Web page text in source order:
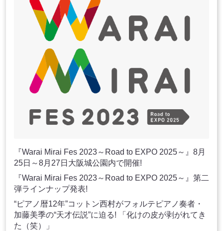
『Warai Mirai Fes 2023～Road to EXPO 2025～』8月
25日～8月27日大阪城公園内で開催!
『Warai Mirai Fes 2023～Road to EXPO 2025～』第二
弾ラインナップ発表!
“ピアノ暦12年”コットン西村がフォルテピアノ奏者・
加藤美季の“天才伝説”に迫る! 「化けの皮が剥がれてき
た（笑）」